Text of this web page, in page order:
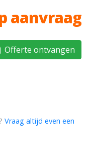
aanvraag
Offerte ontvangen
Vraag altijd even een